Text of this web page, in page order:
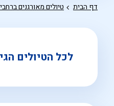
דף הבית טיולים מאורגנים
לכל הטיולים